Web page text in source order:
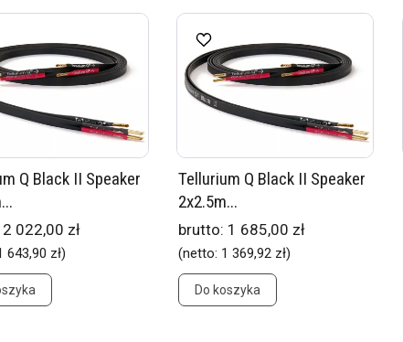
Q Black II Speaker
2 022,00 zł
643,90 zł)
Tellurium Q Black II Speaker
2x2.5m...
brutto: 1 685,00 zł
(netto: 1 369,92 zł)
Do koszyka